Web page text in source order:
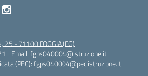
25 - 71100 FOGGIA (FG)
Email:fgps040004@istruzione.it
(PEC):fgps040004@pec.istruzione.it